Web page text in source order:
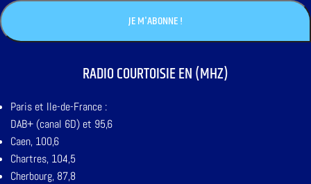
RADIO COURTOISIE EN (MHZ)
Paris et Ile-de-France :
DAB+ (canal 6D) et 95,6
Caen, 100,6
Chartres, 104,5
Cherbourg, 87,8